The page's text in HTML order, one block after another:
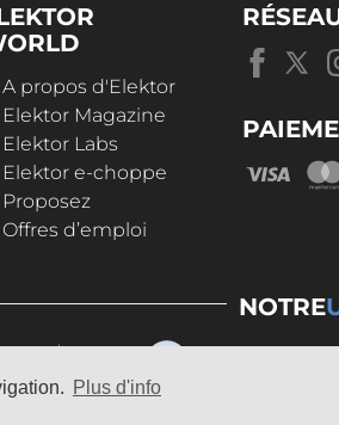
Plus d'info
A propos d'Elektor
Elektor Magazine
Elektor Labs
Elektor e-choppe
Proposez
Offres d’emploi
NOTRE